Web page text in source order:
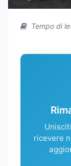
Tempo di
ricevere